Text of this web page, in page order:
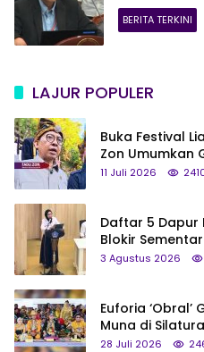
BERITA TERKINI
LAJUR POPULER
Buka Festival
Zon Umumkan
Status Jadi
11 Juli 2026
Daftar 5 Dapur
Blokir
3 Agustus 2026
Euforia
Muna di
Saya Bukan
28 Juli 2026